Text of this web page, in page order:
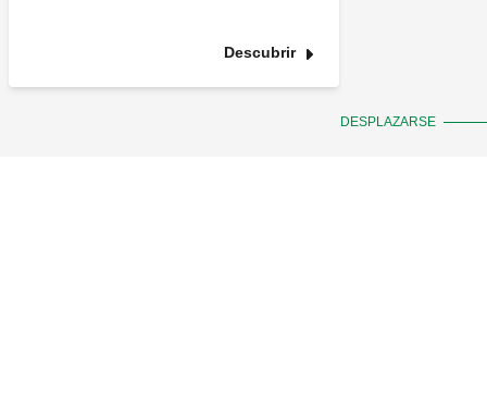
Descubrir
DESPLAZARSE